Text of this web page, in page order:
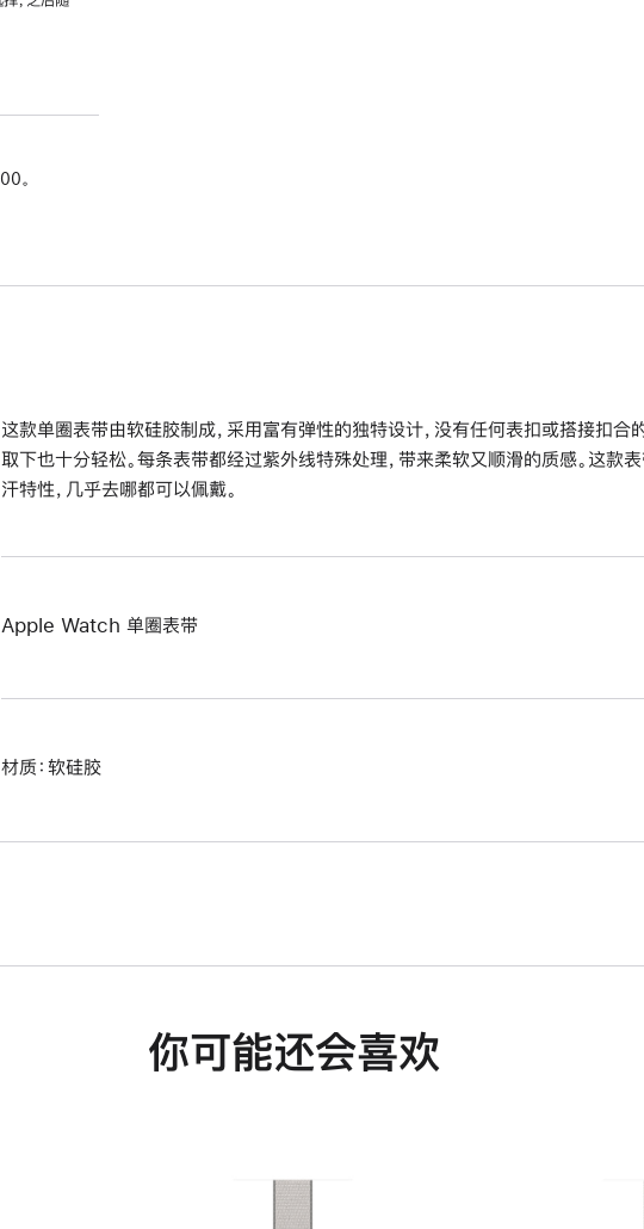
。
这款单圈表带由软硅胶制成，采用富有弹性的独特设计，没有任何表扣或搭接扣合
取下也十分轻松。每条表带都经过紫外线特殊处理，带来柔软又顺滑的质感。这款
汗特性，几乎去哪都可以佩戴。
Apple Watch 单圈表带
材质：软硅胶
你可能还会喜欢